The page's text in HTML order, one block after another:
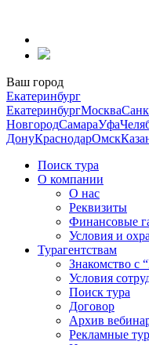
содержанию
Ваш город
Екатеринбург
ЕкатеринбургМосква
НовгородСамараУфа
ДонуКраснодарОмск
Поиск тура
О компании
О нас
Реквизиты
Финансовые
Условия и
Турагентствам
Знакомство с
Условия
Поиск тура
Договор
Архив
Рекламные